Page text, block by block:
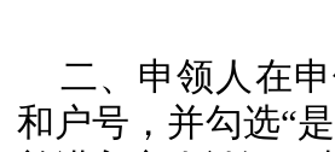
二、申领人在
和户号，并勾选“